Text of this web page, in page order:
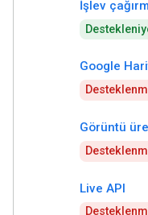
İşlev
Google
Görüntü
Live API